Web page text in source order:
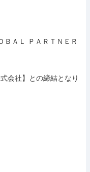
ＢＡＬ ＰＡＲＴＮＥＲ
会社】との締結となり